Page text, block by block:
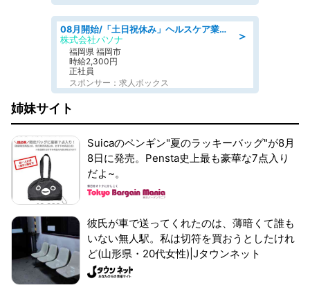
＞
08月開始/「土日祝休み」ヘルスケア業界の産業保健師/高時給/未経験OK/要資格:保健師、正看護師
株式会社パソナ
福岡県 福岡市
時給2,300円
正社員
スポンサー：求人ボックス
姉妹サイト
Suicaのペンギン"夏のラッキーバッグ"が8月
8日に発売。Pensta史上最も豪華な7点入り
だよ~。
彼氏が車で送ってくれたのは、薄暗くて誰も
いない無人駅。私は切符を買おうとしたけれ
ど(山形県・20代女性)|Jタウンネット